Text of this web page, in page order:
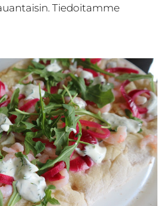
Tiedoitamme